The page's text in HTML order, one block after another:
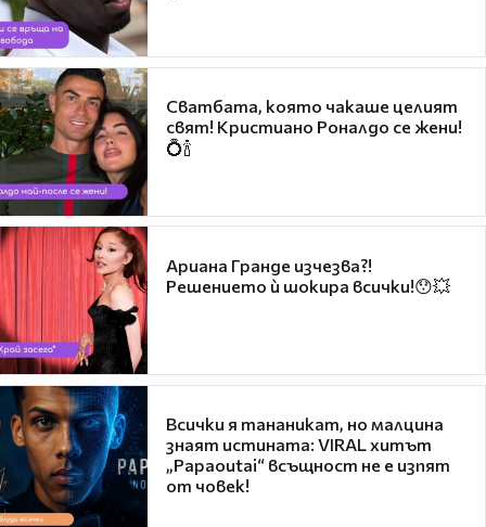
Сватбата, която чакаше целият
свят! Кристиано Роналдо се жени!
💍🍾
Ариана Гранде изчезва?!
Решението ѝ шокира всички!😯💥
Всички я тананикат, но малцина
знаят истината: VIRAL хитът
„Papaoutai“ всъщност не е изпят
от човек!